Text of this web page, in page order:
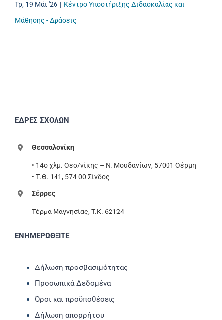
Τρ, 19 Μάι '26 | Κέντρο Υποστήριξης Διδασκαλίας και
Μάθησης - Δράσεις
ΕΔΡΕΣ ΣΧΟΛΩΝ
Θεσσαλονίκη
• 14ο χλμ. Θεσ/νίκης – Ν. Μουδανίων, 57001 Θέρμη
• Τ.Θ. 141, 574 00 Σίνδος
Σέρρες
Τέρμα Μαγνησίας, T.K. 62124
ΕΝΗΜΕΡΩΘΕΙΤΕ
Δήλωση προσβασιμότητας
Προσωπικά Δεδομένα
Όροι και προϋποθέσεις
Δήλωση απορρήτου